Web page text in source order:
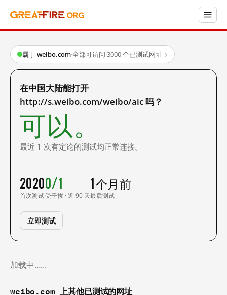
属于 weibo.com·全部可访问·3000 个已测试网址→
在中国大陆能打开
http://s.weibo.com/weibo/aic 吗？
可以。
最近 1 次有定论的测试均正常连接。
2020
首次测试
0/1
受干扰 · 近 90 天
1 个月前
最后测试
立即测试
加载中……
weibo.com 上其他已测试的网址